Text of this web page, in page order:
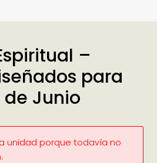
–
para
Junio
unidad porque todavía no